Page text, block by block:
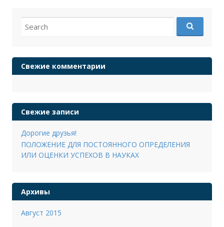
for:
Свежие комментарии
Свежие записи
Дорогие друзья!
ПОЛОЖЕНИЕ ДЛЯ ПОСТОЯННОГО ОПРЕДЕЛЕНИЯ
ИЛИ ОЦЕНКИ УСПЕХОВ В НАУКАХ
Архивы
Август 2015